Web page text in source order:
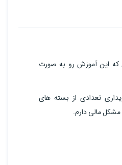
که این آموزش رو به صورت
تعدادی از بسته های
مشکل مالی دارم.